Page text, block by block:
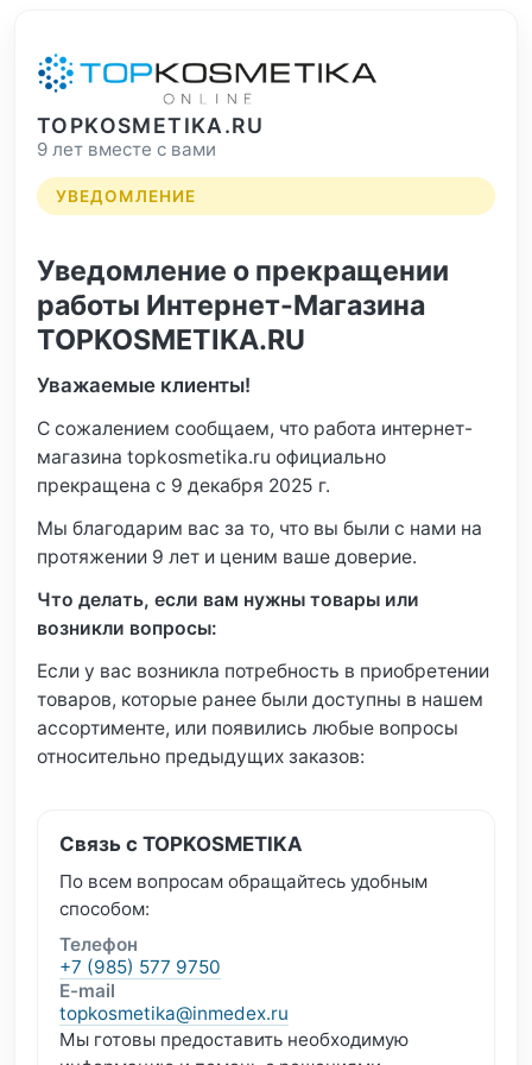
TOPKOSMETIKA.RU
9 лет вместе с вами
УВЕДОМЛЕНИЕ
Уведомление о прекращении
работы Интернет-Магазина
TOPKOSMETIKA.RU
Уважаемые клиенты!
С сожалением сообщаем, что работа интернет-
магазина topkosmetika.ru официально
прекращена с 9 декабря 2025 г.
Мы благодарим вас за то, что вы были с нами на
протяжении 9 лет и ценим ваше доверие.
Что делать, если вам нужны товары или
возникли вопросы:
Если у вас возникла потребность в приобретении
товаров, которые ранее были доступны в нашем
ассортименте, или появились любые вопросы
относительно предыдущих заказов:
Связь с TOPKOSMETIKA
По всем вопросам обращайтесь удобным
способом:
Телефон
+7 (985) 577 9750
E-mail
topkosmetika@inmedex.ru
Мы готовы предоставить необходимую